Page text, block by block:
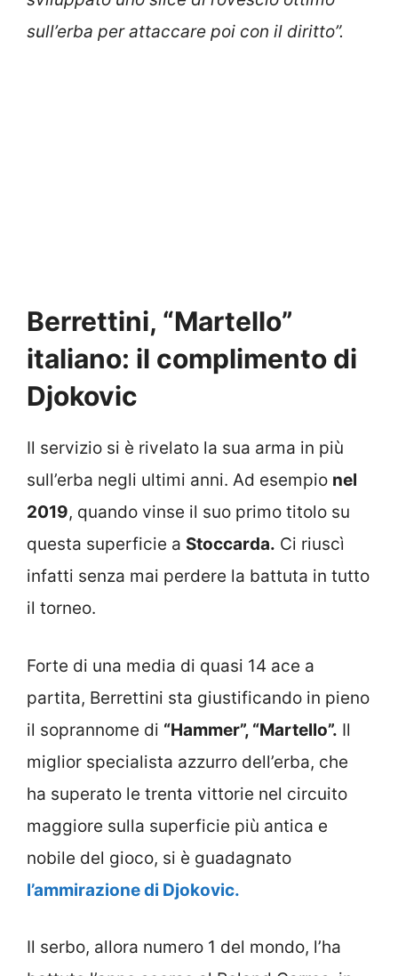
sull’erba per attaccare poi con il diritto”.
Berrettini, “Martello”
italiano: il complimento di
Djokovic
Il servizio si è rivelato la sua arma in più
sull’erba negli ultimi anni. Ad esempio nel
2019, quando vinse il suo primo titolo su
questa superficie a Stoccarda. Ci riuscì
infatti senza mai perdere la battuta in tutto
il torneo.
Forte di una media di quasi 14 ace a
partita, Berrettini sta giustificando in pieno
il soprannome di “Hammer”, “Martello”. Il
miglior specialista azzurro dell’erba, che
ha superato le trenta vittorie nel circuito
maggiore sulla superficie più antica e
nobile del gioco, si è guadagnato
l’ammirazione di Djokovic.
Il serbo, allora numero 1 del mondo, l’ha